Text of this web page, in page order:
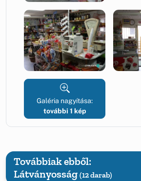
Galéria nagyítása:
további 1 kép
Továbbiak ebből:
Látványosság (12 darab)